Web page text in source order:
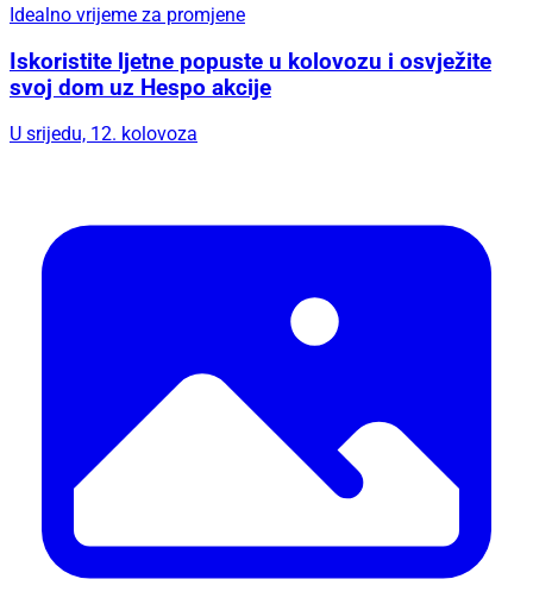
Idealno vrijeme za promjene
Iskoristite ljetne popuste u kolovozu i osvježite
svoj dom uz Hespo akcije
U srijedu, 12. kolovoza